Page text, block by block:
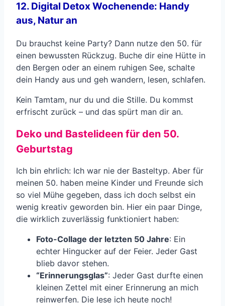
12. Digital Detox Wochenende: Handy
aus, Natur an
Du brauchst keine Party? Dann nutze den 50. für
einen bewussten Rückzug. Buche dir eine Hütte in
den Bergen oder an einem ruhigen See, schalte
dein Handy aus und geh wandern, lesen, schlafen.
Kein Tamtam, nur du und die Stille. Du kommst
erfrischt zurück – und das spürt man dir an.
Deko und Bastelideen für den 50.
Geburtstag
Ich bin ehrlich: Ich war nie der Basteltyp. Aber für
meinen 50. haben meine Kinder und Freunde sich
so viel Mühe gegeben, dass ich doch selbst ein
wenig kreativ geworden bin. Hier ein paar Dinge,
die wirklich zuverlässig funktioniert haben:
Foto-Collage der letzten 50 Jahre: Ein
echter Hingucker auf der Feier. Jeder Gast
blieb davor stehen.
“Erinnerungsglas”: Jeder Gast durfte einen
kleinen Zettel mit einer Erinnerung an mich
reinwerfen. Die lese ich heute noch!